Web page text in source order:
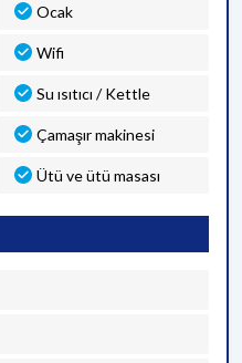
Ocak
Wifi
Su ısıtıcı / Kettle
Çamaşır makinesi
Ütü ve ütü masası